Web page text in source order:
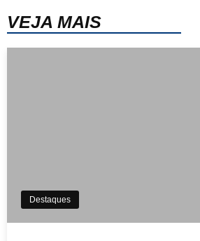
VEJA MAIS
Destaques